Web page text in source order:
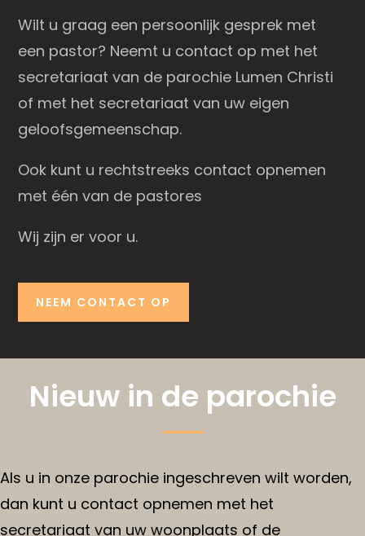
Wilt u graag een persoonlijk gesprek met
een pastor? Neemt u contact op met het
secretariaat van de parochie Lumen Christi
of met het secretariaat van uw eigen
geloofsgemeenschap.
Ook kunt u rechtstreeks contact opnemen
met één van de pastores
Wij zijn er voor u.
NEEM CONTACT OP
Nieuw in de parochie
Als u in onze parochie ingeschreven wilt worden,
dan kunt u contact opnemen met het
secretariaat van uw woonplaats of de